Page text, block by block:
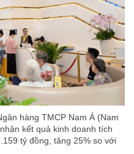
hàng TMCP Nam Á (Nam
kết quả kinh doanh tích
tỷ đồng, tăng 25% so với